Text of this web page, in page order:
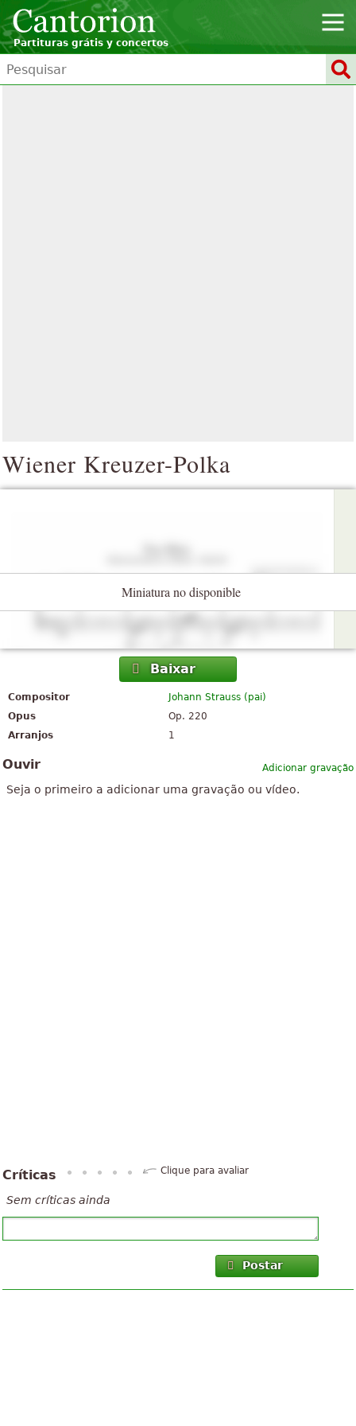
Partituras grátis y concertos
Wiener Kreuzer-Polka
Miniatura no disponible
Baixar
Compositor
Johann Strauss (pai)
Opus
Op. 220
Arranjos
1
Adicionar gravação
Ouvir
Seja o primeiro a adicionar uma gravação ou vídeo.
Críticas Clique para avaliar
Sem críticas ainda
Postar